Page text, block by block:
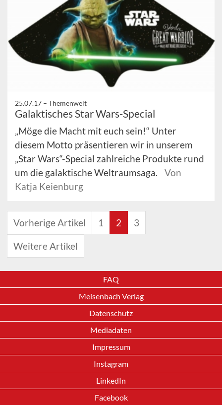
25.07.17 – Themenwelt
Galaktisches Star Wars-Special
„Möge die Macht mit euch sein!“ Unter
diesem Motto präsentieren wir in unserem
„Star Wars“-Special zahlreiche Produkte rund
um die galaktische Weltraumsaga.
Von
Katja Keienburg
Vorherige Artikel 1 2 3
Weitere Artikel
FAQ
Meisenbach Verlag
Datenschutz
Mediadaten
Impressum
Instagram
LinkedIn
Facebook